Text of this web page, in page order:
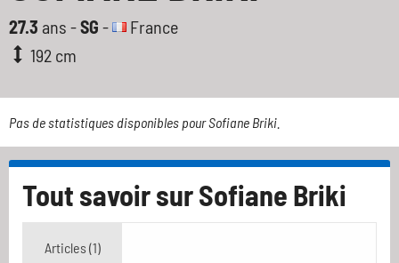
27.3 ans -SG -
France
192 cm
Pas de statistiques disponibles pour Sofiane Briki.
Tout savoir surSofiane Briki
Articles (1)